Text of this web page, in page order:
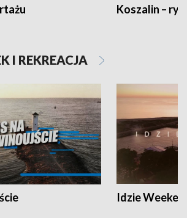
Koszalin –
I REKREACJA
Idzie